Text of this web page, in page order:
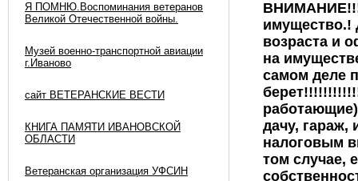
Я ПОМНЮ.Воспоминания ветеранов
Великой Отечественной войны.
Музей военно-транспортной авиации
г.Иваново
сайт ВЕТЕРАНСКИЕ ВЕСТИ
КНИГА ПАМЯТИ ИВАНОВСКОЙ
ОБЛАСТИ
Ветеранская организация УФСИН